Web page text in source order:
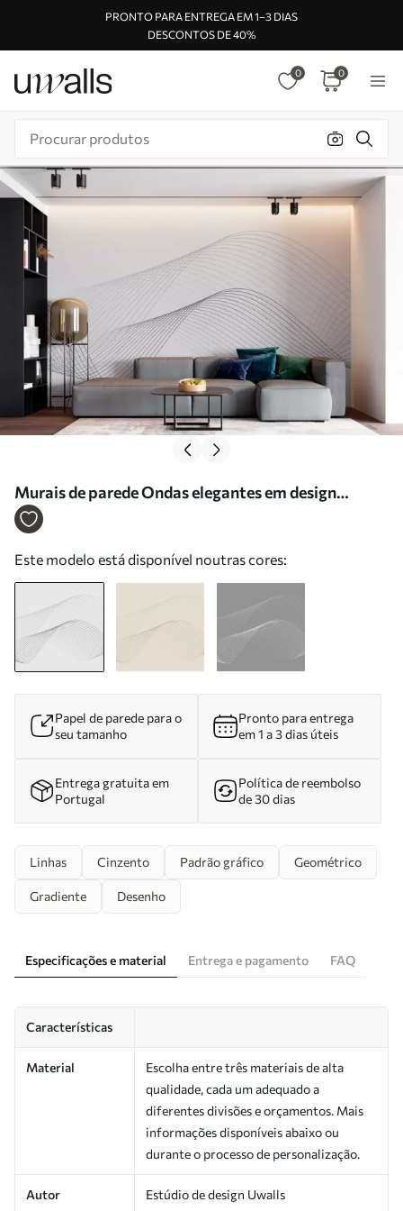
PRONTO PARA ENTREGA EM 1–3 DIAS
DESCONTOS DE 40%
0 0
Murais de parede Ondas elegantes em design
monocromático Nr. w00893
Este modelo está disponível noutras cores:
Papel de parede para o
seu tamanho
Pronto para entrega
em 1 a 3 dias úteis
Entrega gratuita em
Portugal
Política de reembolso
de 30 dias
Linhas Cinzento Padrão gráfico Geométrico
Gradiente Desenho
Especificações e material Entrega e pagamento FAQ
Características
Material
Escolha entre três materiais de alta
qualidade, cada um adequado a
diferentes divisões e orçamentos. Mais
informações disponíveis abaixo ou
durante o processo de personalização.
Autor Estúdio de design Uwalls